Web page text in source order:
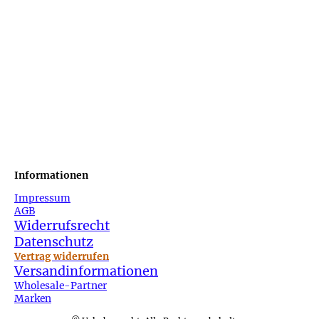
Informationen
Impressum
AGB
Widerrufsrecht
Datenschutz
Vertrag widerrufen
Versandinformationen
Wholesale-Partner
Marken